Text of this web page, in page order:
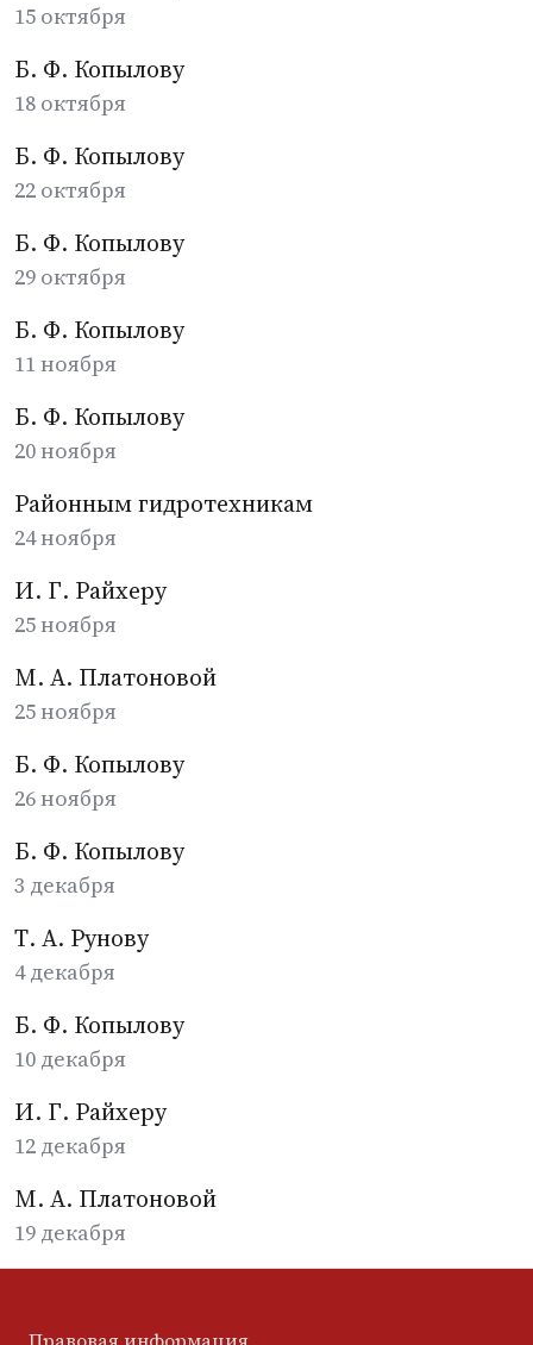
15 октября
Б. Ф. Копылову
18 октября
Б. Ф. Копылову
22 октября
Б. Ф. Копылову
29 октября
Б. Ф. Копылову
11 ноября
Б. Ф. Копылову
20 ноября
Районным гидротехникам
24 ноября
И. Г. Райхеру
25 ноября
М. А. Платоновой
25 ноября
Б. Ф. Копылову
26 ноября
Б. Ф. Копылову
3 декабря
Т. А. Рунову
4 декабря
Б. Ф. Копылову
10 декабря
И. Г. Райхеру
12 декабря
М. А. Платоновой
19 декабря